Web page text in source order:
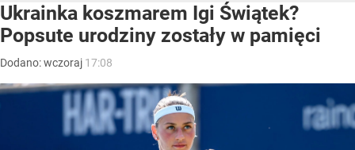
Ukrainka koszmarem Igi Świątek?
Popsute urodziny zostały w pamięci
Dodano:wczoraj 17:08